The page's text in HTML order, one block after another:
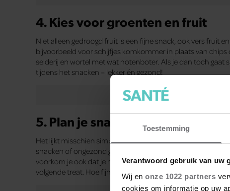
Toestemming
Verantwoord gebruik van uw
Wij en onze 1022 partners
cookies om informatie op uw
4. Kies voor groenten en fruit
Niet alleen gedroogd fruit is een fijne snack, ook vers fruit
bijvoorbeeld voor schijfjes komkommer in plaats van
selderij en wortel met wat notenboter. Als je dan toch gaat
tijdens het snacken – lekker én gezond!
5. Plan je snacks in
Het lijkt misschien simpel, maar wanneer je jezelf tijd geeft
snacken of ongezond gaat snacken. Plan daarom van
voorkom je ook dat je niet ineens onwijs honger hebt, want
volgende treat. Hoe fijn is dat?!